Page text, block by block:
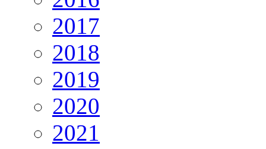
2017
2018
2019
2020
2021